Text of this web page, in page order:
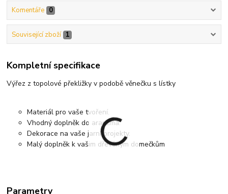
Komentáře 0
Související zboží 1
Kompletní specifikace
Výřez z topolové překližky v podobě věnečku s lístky
Materiál pro vaše tvoření.
Vhodný doplněk do aranžmá.
Dekorace na vaše jarní projekty.
Malý doplněk k vašim dřevěným domečkům
Parametry